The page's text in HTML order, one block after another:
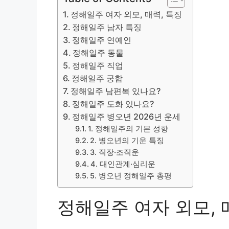
정해일주 여자 외모, 매력, 특징
정해일주 남자 특징
정해일주 연예인
정해일주 동물
정해일주 직업
정해일주 궁합
정해일주 남편복 있나요?
정해일주 도화 있나요?
정해일주 병오년 2026년 운세
1. 정해일주의 기본 성향
2. 병오년의 기운 특징
3. 직장·조직운
4. 대인관계·심리운
5. 병오년 정해일주 총평
정해일주 여자 외모,